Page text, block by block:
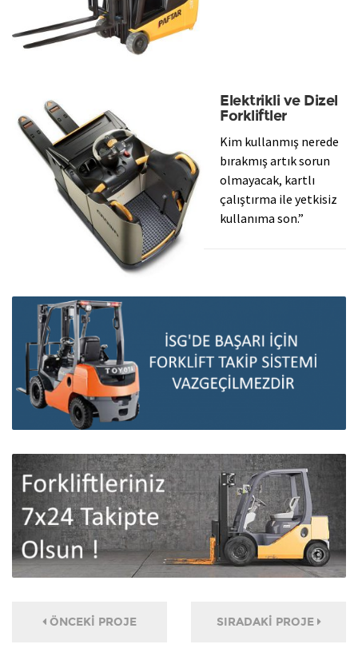
Elektrikli ve Dizel
Forkliftler
Kim kullanmış nerede
bırakmış artık sorun
olmayacak, kartlı
çalıştırma ile yetkisiz
kullanıma son.”
ÖNCEKI PROJE SIRADAKI PROJE